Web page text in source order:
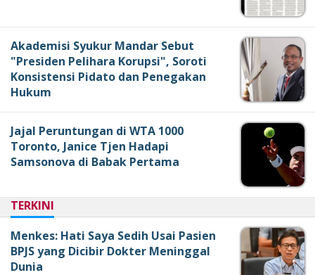
Akademisi Syukur Mandar Sebut
"Presiden Pelihara Korupsi", Soroti
Konsistensi Pidato dan Penegakan
Hukum
Jajal Peruntungan di WTA 1000
Toronto, Janice Tjen Hadapi
Samsonova di Babak Pertama
TERKINI
Menkes: Hati Saya Sedih Usai Pasien
BPJS yang Dicibir Dokter Meninggal
Dunia